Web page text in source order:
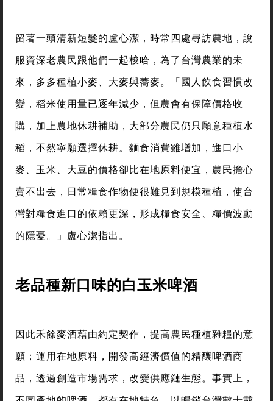
留著一頭清新短髮的盧心潔，時常四處尋訪農地，說
服資深老農民跟他們一起梭哈，為了台灣農業的未
來，多多種植小麥、大麥與蕎麥。「國人飲食習慣改
變，稻米使用量已逐年減少，但農會有保障價格收
購，加上農地休耕補助，大部分農民仍只願意種植水
稻，不然寧願選擇休耕。麵食消費雖增加，進口小
麥、玉米、大豆的價格卻比在地原料便宜，農民擔心
賣不出去，日常糧食作物便很難見到規模種植，使台
灣對糧食進口的依賴更深，形成糧食安全、糧價波動
的隱憂。」盧心潔指出。
老品種新口味的白玉米啤酒
因此禾餘麥酒藉由約定契作，提高農民種植雜糧的意
願；運用在地原料，開發高經濟價值的精釀啤酒商
品，透過創造市場需求，改變供應鏈生態。事實上，